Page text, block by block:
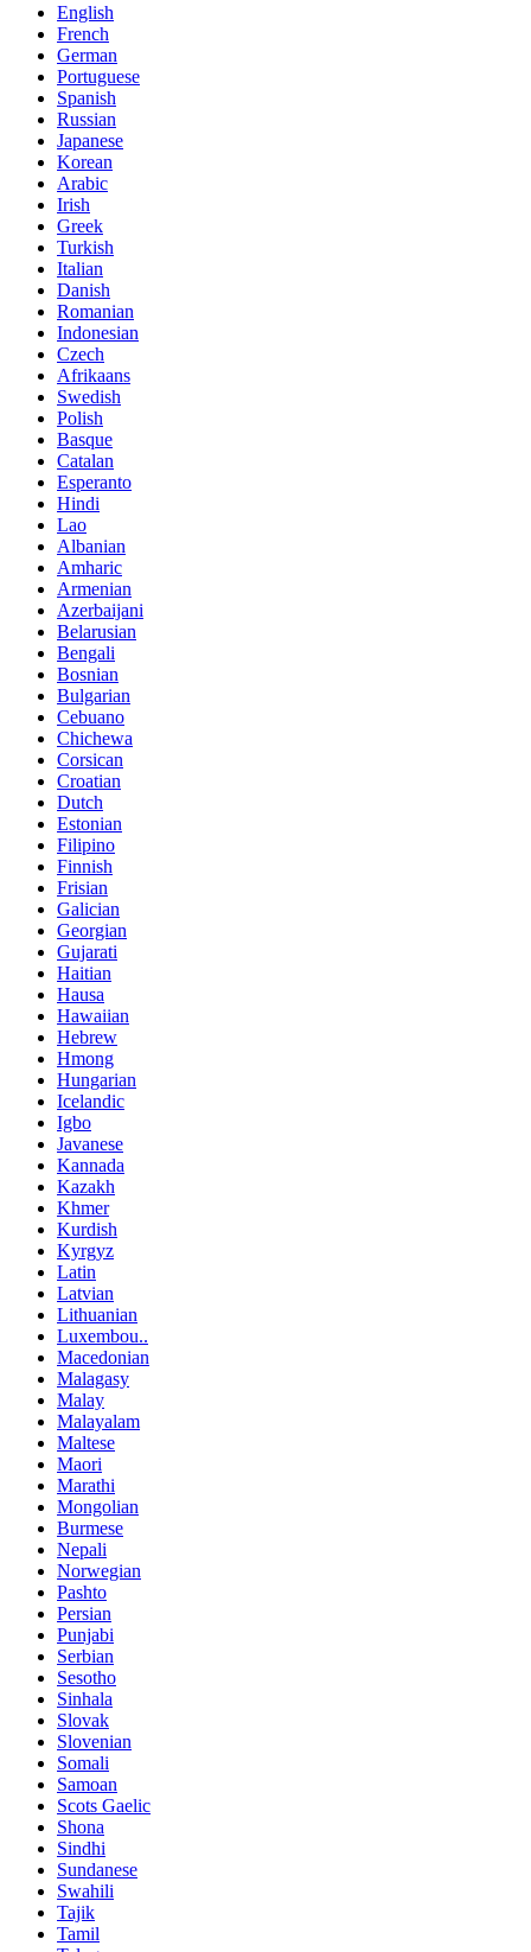
English
French
German
Portuguese
Spanish
Russian
Japanese
Korean
Arabic
Irish
Greek
Turkish
Italian
Danish
Romanian
Indonesian
Czech
Afrikaans
Swedish
Polish
Basque
Catalan
Esperanto
Hindi
Lao
Albanian
Amharic
Armenian
Azerbaijani
Belarusian
Bengali
Bosnian
Bulgarian
Cebuano
Chichewa
Corsican
Croatian
Dutch
Estonian
Filipino
Finnish
Frisian
Galician
Georgian
Gujarati
Haitian
Hausa
Hawaiian
Hebrew
Hmong
Hungarian
Icelandic
Igbo
Javanese
Kannada
Kazakh
Khmer
Kurdish
Kyrgyz
Latin
Latvian
Lithuanian
Luxembou..
Macedonian
Malagasy
Malay
Malayalam
Maltese
Maori
Marathi
Mongolian
Burmese
Nepali
Norwegian
Pashto
Persian
Punjabi
Serbian
Sesotho
Sinhala
Slovak
Slovenian
Somali
Samoan
Scots Gaelic
Shona
Sindhi
Sundanese
Swahili
Tajik
Tamil